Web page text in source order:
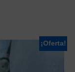
¡Oferta!